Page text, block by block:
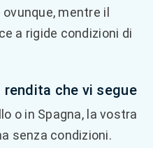
mentre il
a rigide condizioni di
rendita che vi segue
o in Spagna, la vostra
senza condizioni.